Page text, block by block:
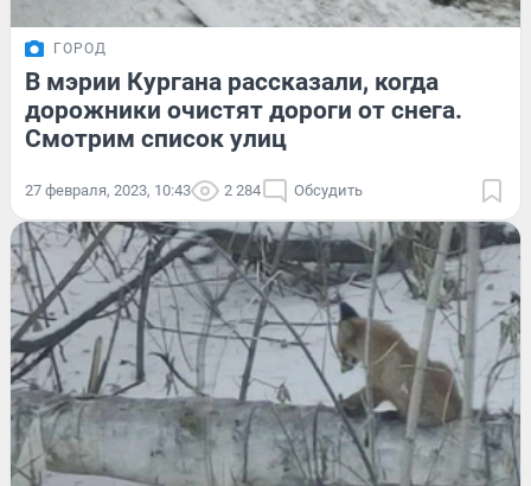
ГОРОД
В мэрии Кургана рассказали, когда
дорожники очистят дороги от снега.
Смотрим список улиц
27 февраля, 2023, 10:43 2 284 Обсудить